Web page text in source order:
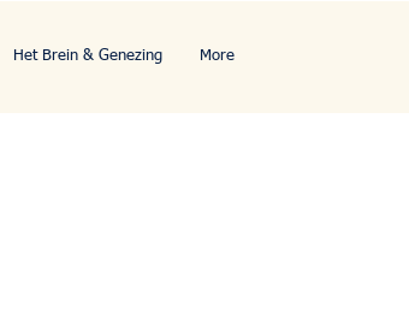
Het Brein & Genezing More